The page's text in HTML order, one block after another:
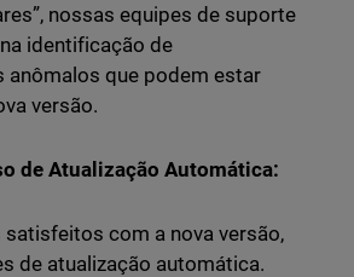
nossas equipes de suporte
identificação de
que podem estar
versão.
de Atualização Automática:
com a nova versão,
de atualização automática.